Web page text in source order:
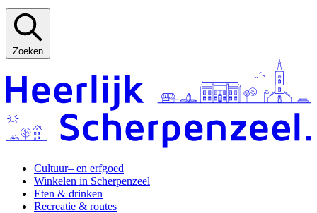
Zoeken
Cultuur– en erfgoed
Winkelen in Scherpenzeel
Eten & drinken
Recreatie & routes